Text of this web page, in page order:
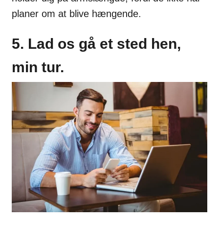
planer om at blive hængende.
5. Lad os gå et sted hen,
min tur.